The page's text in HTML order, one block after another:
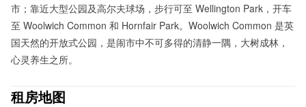
市；靠近大型公园及高尔夫球场，步行可至 Wellington Park，开车
至 Woolwich Common 和 Hornfair Park。Woolwich Common 是英
国天然的开放式公园，是闹市中不可多得的清静一隅，大树成林，
心灵养生之所。
租房地图